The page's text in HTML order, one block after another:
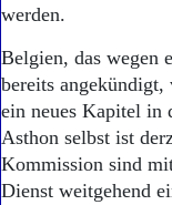
werden.
Belgien, das wegen
bereits
ein neues Kapitel in
Asthon selbst ist
Kommission sind
Dienst weitgehend